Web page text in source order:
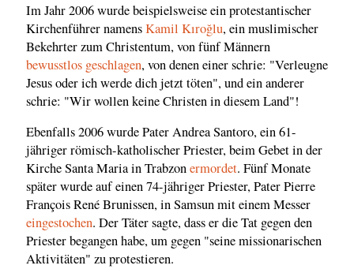
Im Jahr 2006 wurde beispielsweise ein protestantischer
Kirchenführer namensKamil Kıroğlu, ein muslimischer
Bekehrter zum Christentum, von fünf Männern
bewusstlos geschlagen, von denen einer schrie: "Verleugne
Jesus oder ich werde dich jetzt töten", und ein anderer
schrie: "Wir wollen keine Christen in diesem Land"!
Ebenfalls 2006 wurde Pater Andrea Santoro, ein 61-
jähriger römisch-katholischer Priester, beim Gebet in der
Kirche Santa Maria in Trabzonermordet. Fünf Monate
später wurde auf einen 74-jähriger Priester, Pater Pierre
François René Brunissen, in Samsun mit einem Messer
eingestochen. Der Täter sagte, dass er die Tat gegen den
Priester begangen habe, um gegen "seine missionarischen
Aktivitäten" zu protestieren.